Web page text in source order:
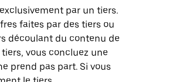
par un tiers.
faites par des tiers ou
découlant du contenu de
vous concluez une
prend pas part. Si vous